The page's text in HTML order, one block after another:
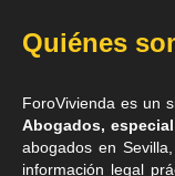
Quiénes
ForoVivienda es un
Abogados,
abogados en Sevilla
información legal